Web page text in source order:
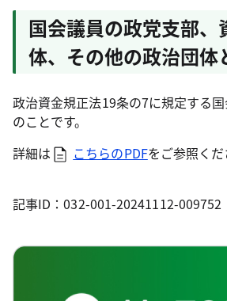
国会議員の政党支部、
体、その他の政治団体
政治資金規正法19条の7に規定する
のことです。
詳細は
こちらのPDFをご参照くだ
記事ID：032-001-20241112-009752